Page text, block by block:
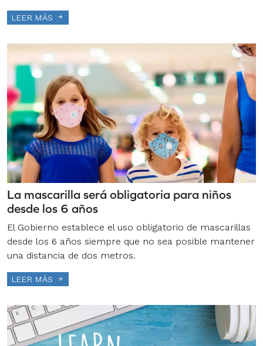
LEER MÁS
La mascarilla será obligatoria para niños
desde los 6 años
El Gobierno establece el uso obligatorio de mascarillas
desde los 6 años siempre que no sea posible mantener
una distancia de dos metros.
LEER MÁS